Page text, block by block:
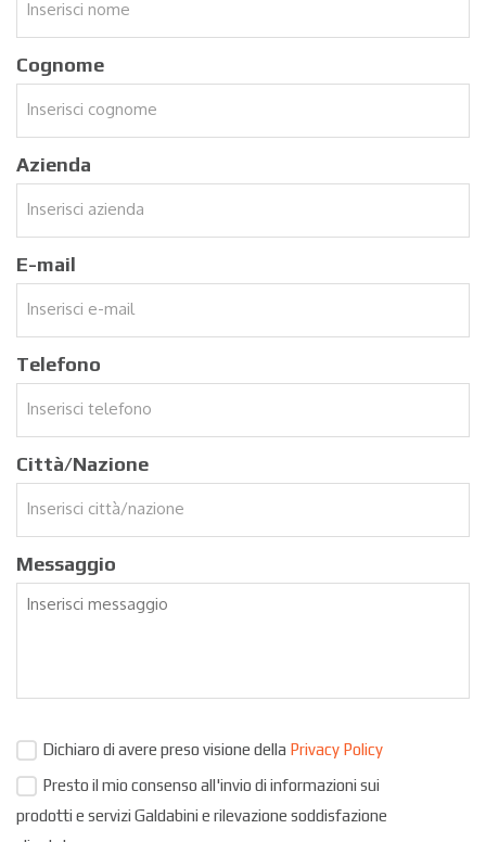
Cognome
Azienda
E-mail
Telefono
Città/Nazione
Messaggio
Dichiaro di avere preso visione della Privacy Policy
Presto il mio consenso all'invio di informazioni sui
prodotti e servizi Galdabini e rilevazione soddisfazione